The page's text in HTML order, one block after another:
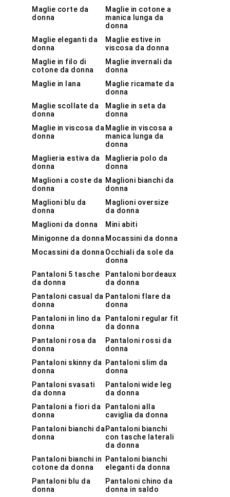
Maglie corte da
donna
Maglie in cotone a
manica lunga da
donna
Maglie eleganti da
donna
Maglie estive in
viscosa da donna
Maglie in filo di
cotone da donna
Maglie invernali da
donna
Maglie in lana
Maglie ricamate da
donna
Maglie scollate da
donna
Maglie in seta da
donna
Maglie in viscosa da
donna
Maglie in viscosa a
manica lunga da
donna
Maglieria estiva da
donna
Maglieria polo da
donna
Maglioni a coste da
donna
Maglioni bianchi da
donna
Maglioni blu da
donna
Maglioni oversize
da donna
Maglioni da donna
Mini abiti
Minigonne da donna Mocassini da donna
Mocassini da donna Occhiali da sole da
donna
Pantaloni 5 tasche
da donna
Pantaloni bordeaux
da donna
Pantaloni casual da
donna
Pantaloni flare da
donna
Pantaloni in lino da
donna
Pantaloni regular fit
da donna
Pantaloni rosa da
donna
Pantaloni rossi da
donna
Pantaloni skinny da
donna
Pantaloni slim da
donna
Pantaloni svasati
da donna
Pantaloni wide leg
da donna
Pantaloni a fiori da
donna
Pantaloni alla
caviglia da donna
Pantaloni bianchi da
donna
Pantaloni bianchi
con tasche laterali
da donna
Pantaloni bianchi in
cotone da donna
Pantaloni bianchi
eleganti da donna
Pantaloni blu da
donna
Pantaloni chino da
donna in saldo